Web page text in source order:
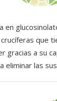
en
que
gracias a su
eliminar las